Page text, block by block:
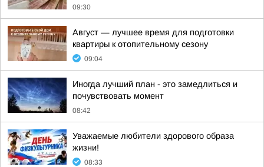
09:30
Август — лучшее время для подготовки
квартиры к отопительному сезону
09:04
Иногда лучший план - это замедлиться и
почувствовать момент
08:42
Уважаемые любители здорового образа
жизни!
08:33